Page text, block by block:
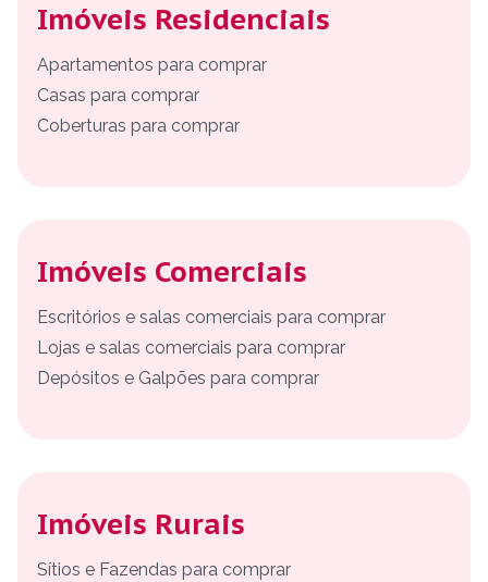
Imóveis Residenciais
Apartamentos para comprar
Casas para comprar
Coberturas para comprar
Imóveis Comerciais
Escritórios e salas comerciais para comprar
Lojas e salas comerciais para comprar
Depósitos e Galpões para comprar
Imóveis Rurais
Sítios e Fazendas para comprar